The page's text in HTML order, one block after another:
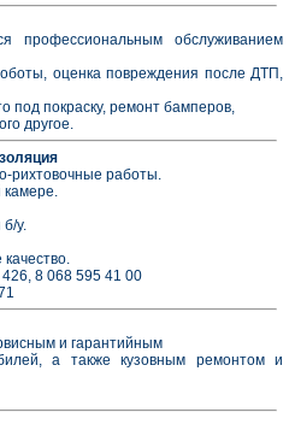
профессиональным обслуживанием
оценка повреждения после ДТП,
под покраску, ремонт бамперов,
другое.
рихтовочные работы.
камере.
у.
8 068 595 41 00
и гарантийным
а также кузовным ремонтом и